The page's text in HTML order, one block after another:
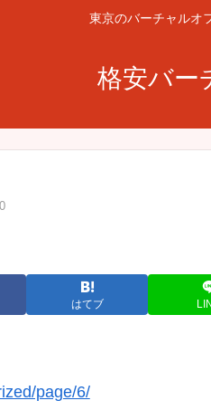
東京のバーチャルオ
格安バー
はてブ
page/6/